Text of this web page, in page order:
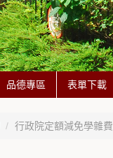
品德專區 表單下載
行政院定額減免學雜費